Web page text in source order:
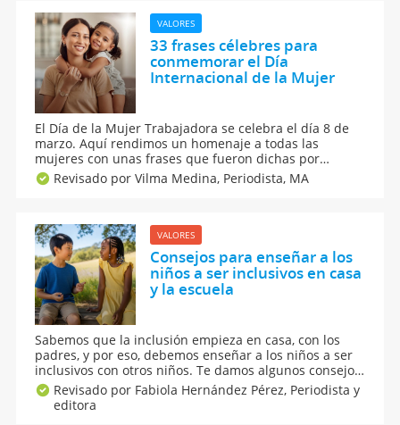
VALORES
33 frases célebres para
conmemorar el Día
Internacional de la Mujer
El Día de la Mujer Trabajadora se celebra el día 8 de
marzo. Aquí rendimos un homenaje a todas las
mujeres con unas frases que fueron dichas por
personajes célebres para encumbrar y homenajear a
la mujer. Son 33 frases célebres para conmemorar el
Revisado por Vilma Medina, Periodista, MA
VALORES
Consejos para enseñar a los
niños a ser inclusivos en casa
y la escuela
Sabemos que la inclusión empieza en casa, con los
padres, y por eso, debemos enseñar a los niños a ser
inclusivos con otros niños. Te damos algunos consejos
para enseñar a los niños a ser inclusivos en casa y la
escuela a través de tips para ayudarte en la educación
en valores que aportas a tus peques.
Revisado por Fabiola Hernández Pérez, Periodista y
editora